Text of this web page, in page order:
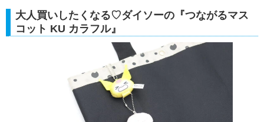
大人買いしたくなる♡ダイソーの『つながるマス
コット KU カラフル』